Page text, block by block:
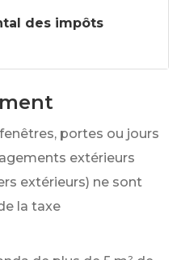
des impôts
portes ou jours
extérieurs
extérieurs) ne sont
la taxe